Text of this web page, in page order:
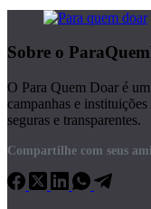
Sobre o
O Para Quem Doar é
campanhas e
seguras e transparentes.
Compartilhe com seus